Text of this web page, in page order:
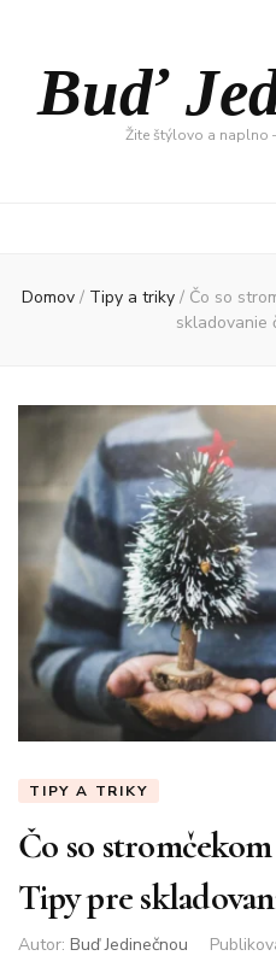
Buď
Žite štýlovo a naplno
Domov / Tipy a triky / Čo so
skladovanie
TIPY A TRIKY
Čo so
Tipy pre
Autor: Buď Jedinečnou